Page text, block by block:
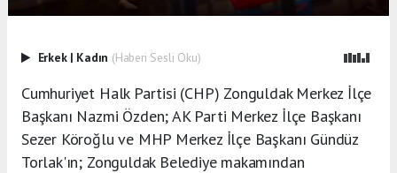
Erkek | Kadın (Haberi Sesli Oku)
Cumhuriyet Halk Partisi (CHP) Zonguldak Merkez İlçe
Başkanı Nazmi Özden; AK Parti Merkez İlçe Başkanı
Sezer Köroğlu ve MHP Merkez İlçe Başkanı Gündüz
Torlak'ın; Zonguldak Belediye makamından